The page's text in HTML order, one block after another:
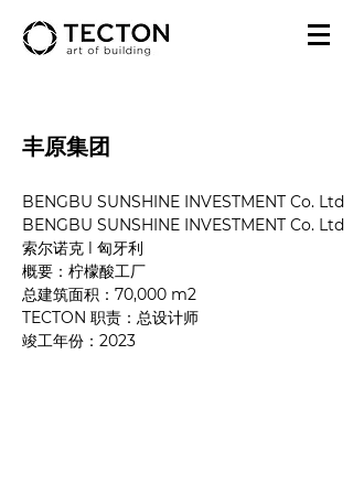
丰原集团
BENGBU SUNSHINE INVESTMENT Co. Ltd
BENGBU SUNSHINE INVESTMENT Co. Ltd
索尔诺克 l 匈牙利
概要：柠檬酸工厂
总建筑面积：70,000 m2
TECTON 职责：总设计师
竣工年份 ：2023